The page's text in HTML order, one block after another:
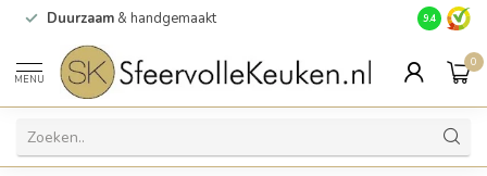
Duurzaam & handgemaakt Gratis
9.4
MENU
0